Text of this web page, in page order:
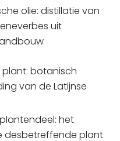
olie: distillatie van
uit
plant: botanisch
van de Latijnse
het
desbetreffende plant